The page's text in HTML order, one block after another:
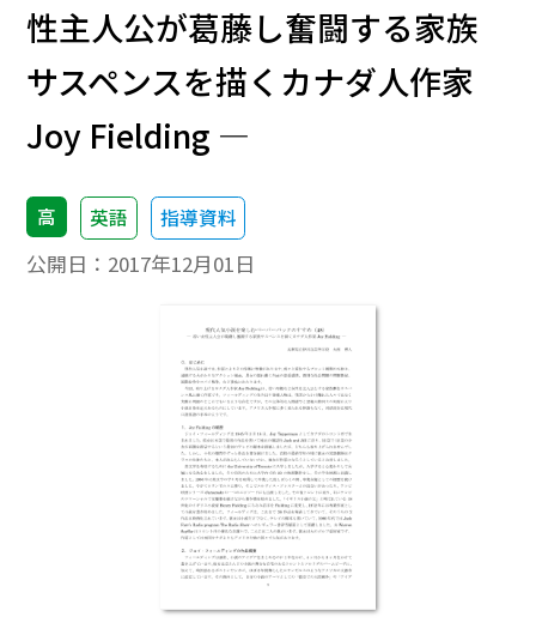
性主人公が葛藤し奮闘する家族
サスペンスを描くカナダ人作家
Joy Fielding ―
高 英語 指導資料
公開日： 2017年12月01日